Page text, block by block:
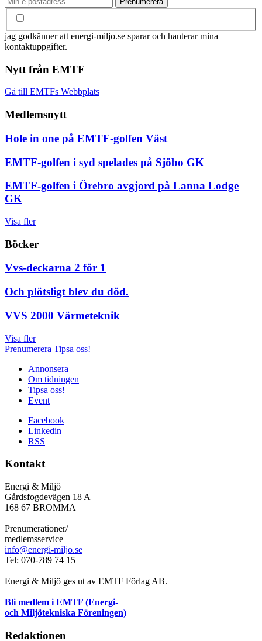
jag godkänner att energi-miljo.se sparar och hanterar mina
kontaktuppgifter.
Nytt från EMTF
Gå till EMTFs Webbplats
Medlemsnytt
Hole in one på EMTF-golfen Väst
EMTF-golfen i syd spelades på Sjöbo GK
EMTF-golfen i Örebro avgjord på Lanna Lodge
GK
Visa fler
Böcker
Vvs-deckarna 2 för 1
Och plötsligt blev du död.
VVS 2000 Värmeteknik
Visa fler
Prenumerera Tipsa oss!
Annonsera
Om tidningen
Tipsa oss!
Event
Facebook
Linkedin
RSS
Kontakt
Energi & Miljö
Gårdsfogdevägen 18 A
168 67 BROMMA
Prenumerationer/
medlemsservice
info@energi-miljo.se
Tel: 070-789 74 15
Energi & Miljö ges ut av EMTF Förlag AB.
Bli medlem i EMTF (Energi-
och Miljötekniska Föreningen)
Redaktionen